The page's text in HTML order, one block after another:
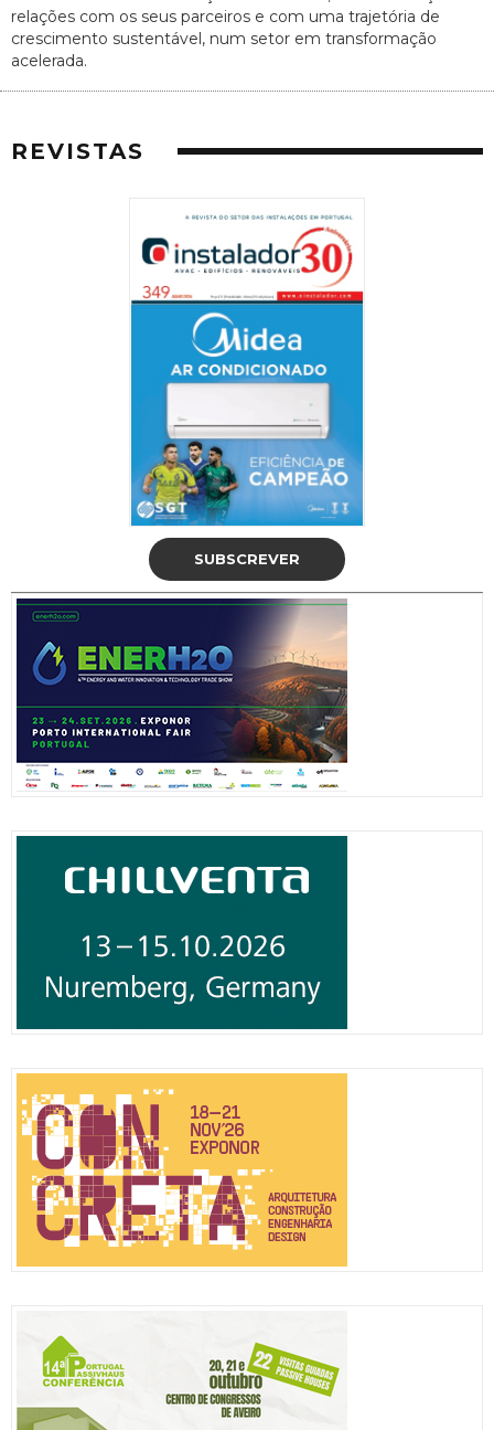
relações com os seus parceiros e com uma trajetória de
crescimento sustentável, num setor em transformação
acelerada.
REVISTAS
SUBSCREVER